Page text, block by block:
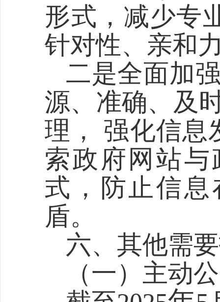
形式，减少专
针对性、亲和
二是全面加
源、准确、及
理， 强化信息
索政府网站
式，防止信
盾。
六、其他需
（一） 主动